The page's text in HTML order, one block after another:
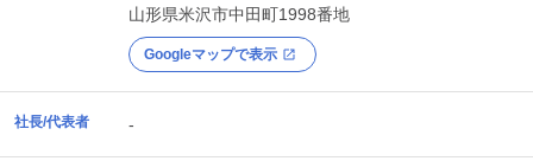
山形県米沢市中田町1998番地
Googleマップで表示
社長/代表者 -